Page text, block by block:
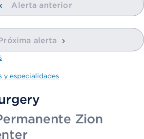
Alerta anterior
alerta
especialidades
y especialidades
Zion